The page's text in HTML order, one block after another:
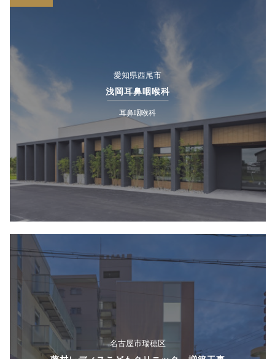
愛知県西尾市
浅岡耳鼻咽喉科
耳鼻咽喉科
名古屋市瑞穂区